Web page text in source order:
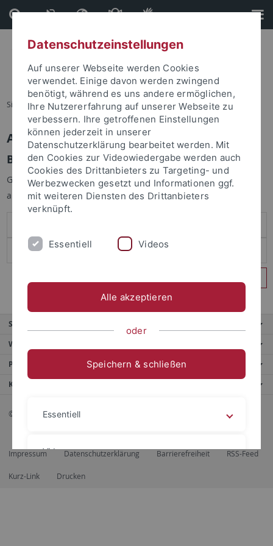
Direkt
zum
Inhalt
Direkt
zur
Fußleiste
Sie sind hier: Startseite
Anmelden
Benutzeranmeldung
Geben Sie Ihren Benutzernamen und Ihr Passwort an um sich
anzumelden:
Service
Weitere Angebote
Portale
Kontaktinfo
© 2026 Eberhard Karls Universität Tübingen, Tübingen
Impressum Datenschutzerklärung Barrierefreiheit RSS-Feed
Kurz-Link Drucken
Datenschutzeinstellungen
Auf unserer Webseite werden Cookies
verwendet. Einige davon werden zwingend
benötigt, während es uns andere ermöglichen,
Ihre Nutzererfahrung auf unserer Webseite zu
verbessern. Ihre getroffenen Einstellungen
können jederzeit in unserer
Datenschutzerklärung bearbeitet werden. Mit
den Cookies zur Videowiedergabe werden auch
Cookies des Drittanbieters zu Targeting- und
Werbezwecken gesetzt und Informationen ggf.
mit weiteren Diensten des Drittanbieters
verknüpft.
Essentiell Videos
Alle akzeptieren
oder
Speichern & schließen
Essentiell
Videos